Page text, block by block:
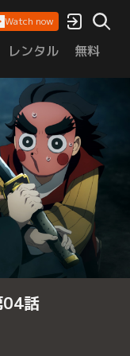
Watch now
レンタル 無料
04話